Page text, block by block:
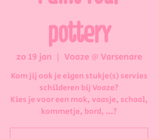
pottery
zo 19 jan
  |
Voaze @ Varsenare
Kom jij ook je eigen stukje(s) servies
schilderen bij Voaze?
Kies je voor een mok, vaasje, schaal,
kommetje, bord, ...?